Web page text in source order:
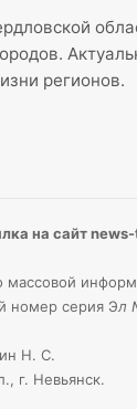
регионов.
на сайт
массовой
номер серия Эл
Н. С.
г. Невьянск.